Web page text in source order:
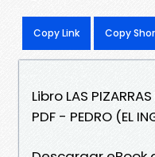
Copy Link Copy
Libro LAS
PDF - PEDRO (EL